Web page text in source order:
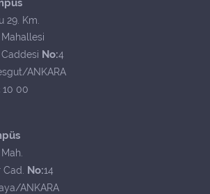
29. Km.
No:4
ANKARA
10 00
No:14
ANKARA